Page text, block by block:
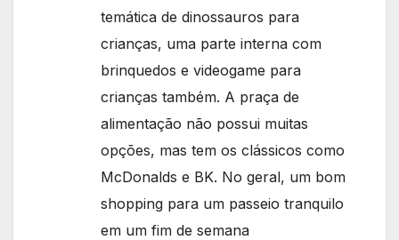
temática de dinossauros para
crianças, uma parte interna com
brinquedos e videogame para
crianças também. A praça de
alimentação não possui muitas
opções, mas tem os clássicos como
McDonalds e BK. No geral, um bom
shopping para um passeio tranquilo
em um fim de semana